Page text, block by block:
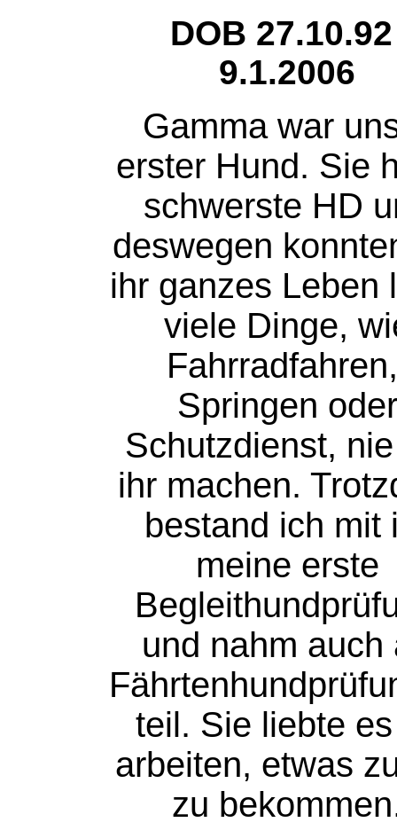
DOB
9.1.2006
Gamma war
erster Hund. Sie
schwerste HD
deswegen
ihr ganzes Leben
viele Dinge,
Springen oder
Schutzdienst,
ihr machen.
bestand ich mit
meine erste
und nahm auch
teil. Sie liebte
arbeiten, etwas
zu